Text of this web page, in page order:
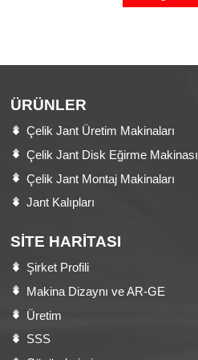
ÜRÜNLER
Çelik Jant Üretim Makinaları
Çelik Jant Disk Eğirme Makinası
Çelik Jant Montaj Makinaları
Jant Kalıpları
SITE HARITASI
Şirket Profili
Makina Dizaynı ve AR-GE
Üretim
SSS